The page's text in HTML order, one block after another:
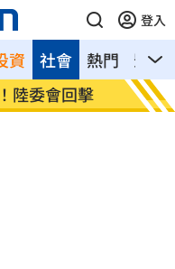
登入
資 熱門 影音
社會
陸委會回擊 白海